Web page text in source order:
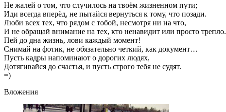
Не жалей о том, что случилось на твоём жизненном пути;
Иди всегда вперёд, не пытайся вернуться к тому, что позади.
Люби всех тех, что рядом с тобой, несмотря ни на что,
И не обращай внимание на тех, кто ненавидит или просто трепло.
Пей до дна жизнь, лови каждый момент!
Снимай на фотик, не обязательно четкий, как документ…
Пусть кадры напоминают о дорогих людях,
Дотягивайся до счастья, и пусть строго тебя не судят.
=)
Вложения